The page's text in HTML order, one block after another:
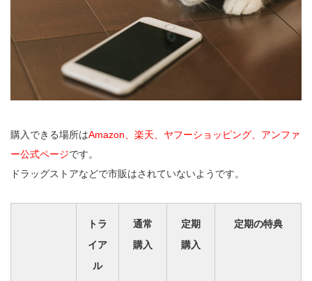
購入できる場所はAmazon、楽天、ヤフーショッピング、アンファ
ー公式ページです。
ドラッグストアなどで市販はされていないようです。
トラ
イア
ル
通常
購入
定期
購入
定期の特典